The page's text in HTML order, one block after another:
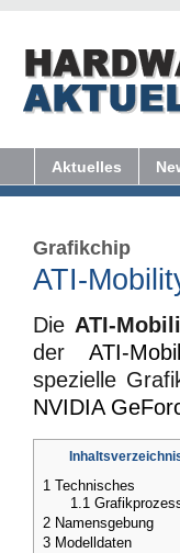
Aktuelles
Grafikchip
ATI-
Die ATI-
der ATI-
spezielle
NVIDIA
1 Technisches
1.1
2 Namensgebung
3 Modelldaten